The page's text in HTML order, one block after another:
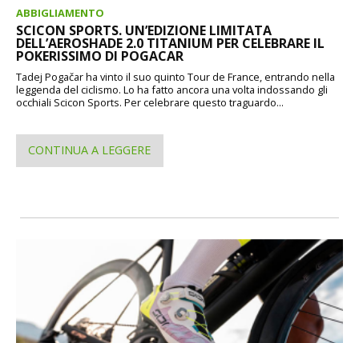
ABBIGLIAMENTO
SCICON SPORTS. UN’EDIZIONE LIMITATA
DELL’AEROSHADE 2.0 TITANIUM PER CELEBRARE IL
POKERISSIMO DI POGACAR
Tadej Pogačar ha vinto il suo quinto Tour de France, entrando nella
leggenda del ciclismo. Lo ha fatto ancora una volta indossando gli
occhiali Scicon Sports. Per celebrare questo traguardo...
CONTINUA A LEGGERE